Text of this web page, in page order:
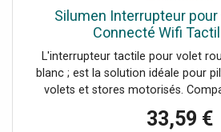
ouvre les volets du salon."
nécessite pas l'utilisation d'une
ne pas tenir compte des visuels
Zigbee.
Silumen Interrupteur pour
Connecté Wifi
L'interrupteur tactile pour volet
blanc ; est la solution idéale pour
volets et stores motorisés.
pour une domotique simple et
33,59 €